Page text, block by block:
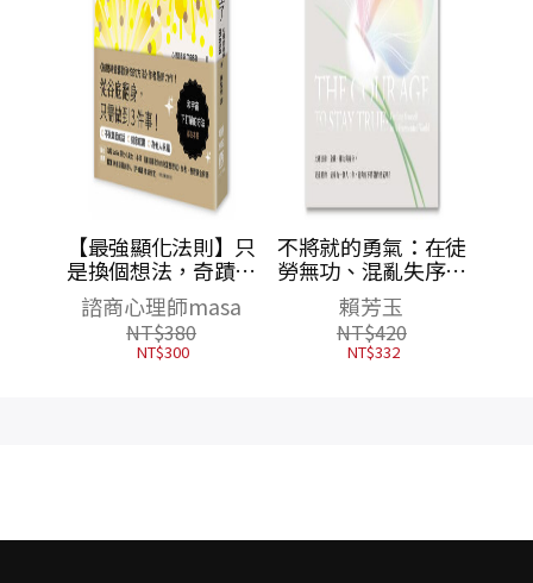
【最強顯化法則】只
是換個想法，奇蹟就
發生了：讓〔內在頻
率〕與〔夢想〕自動
對接，好運一直來
諮商心理師masa
NT$380
NT$300
不將就的勇氣：在徒
勞無功、混亂失序的
世界裡，找到最堅定
的自己
賴芳玉
NT$420
NT$332